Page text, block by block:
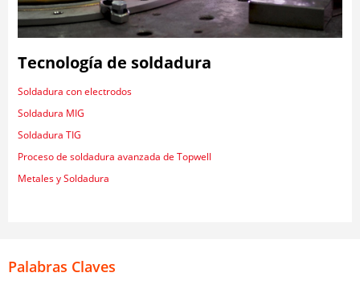
Tecnología de soldadura
Soldadura con electrodos
Soldadura MIG
Soldadura TIG
Proceso de soldadura avanzada de Topwell
Metales y Soldadura
Palabras Claves